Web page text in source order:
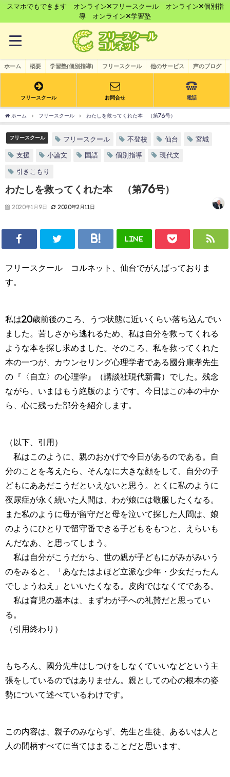
スマホでもできます オンライン×フリースクール オンライン×個別指
導 オンライン×学習塾
ホーム 概要 学習塾(個別指導) フリースクール 他のサービス 声のブログ
フリースクール お問合せ 電話
ホーム フリースクール わたしを救ってくれた本 （第76号）
フリースクール フリースクール 不登校 仙台 宮城
支援 小論文 国語 個別指導 現代文
引きこもり
わたしを救ってくれた本 （第76号）
2020年1月9日 2020年2月11日
LINE
フリースクール コルネット、仙台でがんばっておりま
す。
私は20歳前後のころ、うつ状態に近いくらい落ち込んでい
ました。苦しさから逃れるため、私は自分を救ってくれる
ような本を探し求めました。そのころ、私を救ってくれた
本の一つが、カウンセリング心理学者である國分康孝先生
の『〈自立〉の心理学』（講談社現代新書）でした。残念
ながら、いまはもう絶版のようです。今日はこの本の中か
ら、心に残った部分を紹介します。
（以下、引用）
私はこのように、親のおかげで今日があるのである。自
分のことを考えたら、そんなに大きな顔をして、自分の子
どもにああだこうだといえないと思う。とくに私のように
夜尿症が永く続いた人間は、わが娘には敬服したくなる。
また私のように母が留守だと母を泣いて探した人間は、娘
のようにひとりで留守番できる子どもをもつと、えらいも
んだなあ、と思ってしまう。
私は自分がこうだから、世の親が子どもにがみがみいう
のをみると、「あなたはよほど立派な少年・少女だったん
でしょうねえ」といいたくなる。皮肉ではなくてである。
私は育児の基本は、まずわが子への礼賛だと思ってい
る。
（引用終わり）
もちろん、國分先生はしつけをしなくていいなどという主
張をしているのではありません。親としての心の根本の姿
勢について述べているわけです。
この内容は、親子のみならず、先生と生徒、あるいは人と
人の間柄すべてに当てはまることだと思います。